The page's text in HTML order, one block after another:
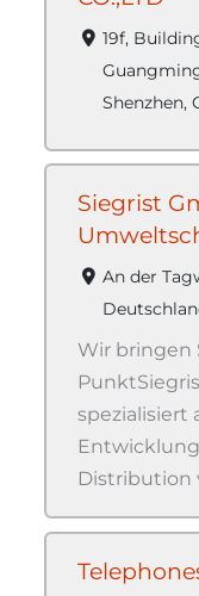
19f,
Shenzhen,
Siegrist
An der
Wir bringen
spezialisiert
Distribution